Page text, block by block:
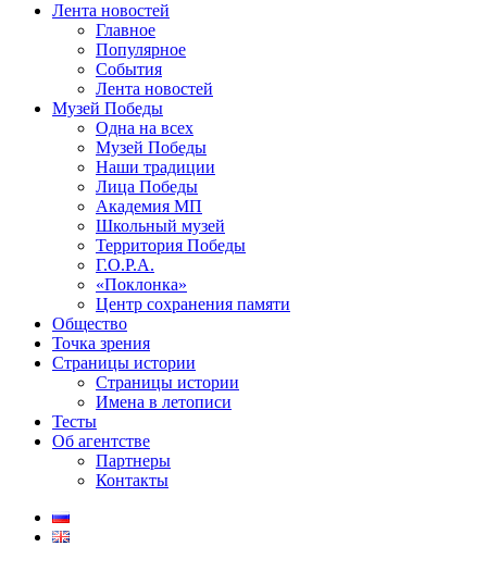
Лента новостей
Главное
Популярное
События
Лента новостей
Музей Победы
Одна на всех
Музей Победы
Наши традиции
Лица Победы
Академия МП
Школьный музей
Территория Победы
Г.О.Р.А.
«Поклонка»
Центр сохранения памяти
Общество
Точка зрения
Страницы истории
Страницы истории
Имена в летописи
Тесты
Об агентстве
Партнеры
Контакты